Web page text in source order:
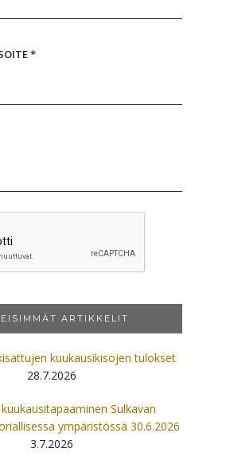
*
ARTIKKELIT
kuukausikisojen tulokset
28.7.2026
Sulkavan
ympäristössä 30.6.2026
3.7.2026